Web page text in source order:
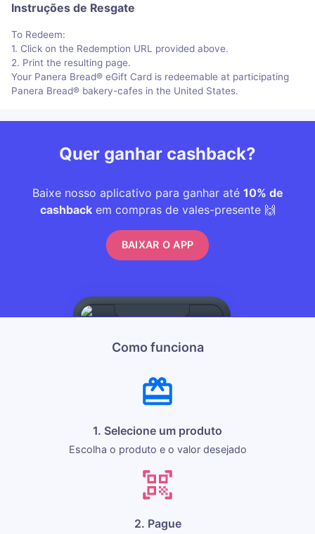
Instruções de Resgate
To Redeem:
1. Click on the Redemption URL provided above.
2. Print the resulting page.
Your Panera Bread® eGift Card is redeemable at participating
Panera Bread® bakery-cafes in the United States.
Quer ganhar cashback?
Baixe nosso aplicativo para ganhar até 10% de
cashbackem compras de vales-presente 🙌
BAIXAR O APP
Como funciona
1. Selecione um produto
Escolha o produto e o valor desejado
2. Pague